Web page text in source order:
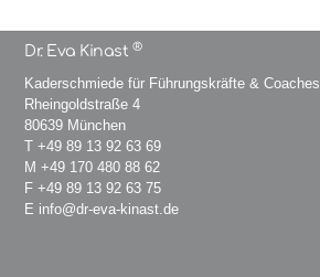
Dr. Eva Kinast ®
Kaderschmiede für Führungskräfte & Coaches
Rheingoldstraße 4
80639 München
T+49 89 13 92 63 69
M+49 170 480 88 62
F +49 89 13 92 63 75
E info@dr-eva-kinast.de